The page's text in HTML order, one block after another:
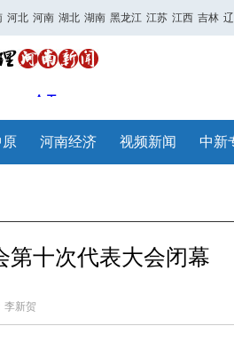
河北 河南 湖北 湖南 黑龙江 江苏 江西 吉林
原 河南经济 视频新闻 中新
第十次代表大会闭幕
李新贺